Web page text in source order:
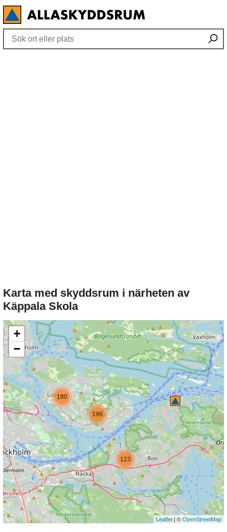
Karta med skyddsrum i närheten av
Käppala Skola
123
180
196
+
−
Leaflet| ©OpenStreetMap